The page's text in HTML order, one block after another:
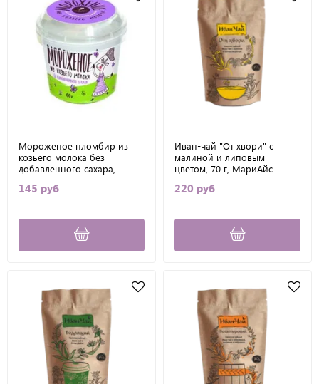
Мороженое пломбир из
козьего молока без
добавленного сахара,
145 руб
Иван-чай "От хвори" с
малиной и липовым
цветом, 70 г, МариАйс
220 руб